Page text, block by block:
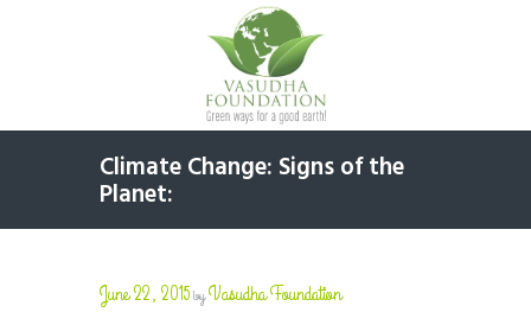
Climate Change: Signs of the
Planet:
June 22, 2015byVasudha Foundation